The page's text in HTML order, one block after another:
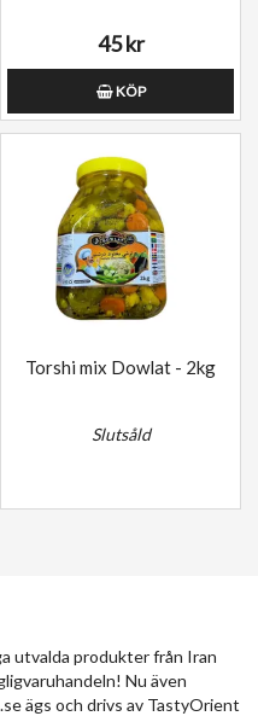
45 kr
KÖP
Torshi mix Dowlat - 2kg
Slutsåld
utvalda produkter från Iran
Nu även
ägs och drivs av TastyOrient